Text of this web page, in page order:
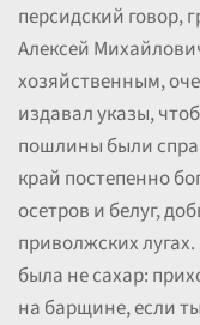
персидский говор,
Алексей
хозяйственным,
издавал указы,
пошлины были
край постепенно
осетров и белуг,
приволжских
была не сахар:
на барщине, если